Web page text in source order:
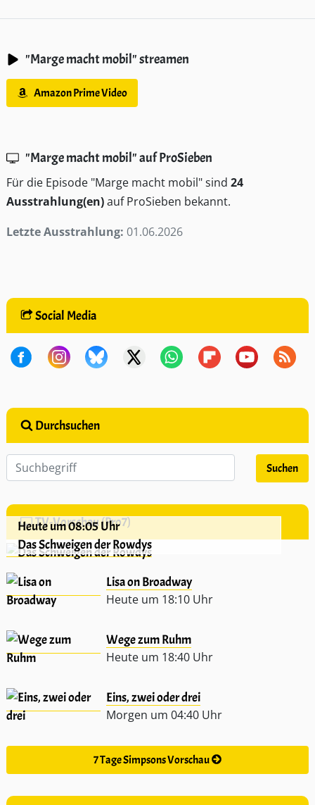
"Marge macht mobil" streamen
Amazon Prime Video
"Marge macht mobil" auf ProSieben
Für die Episode "Marge macht mobil" sind 24
Ausstrahlung(en)auf ProSieben bekannt.
Letzte Ausstrahlung: 01.06.2026
Social Media
Durchsuchen
TV-Vorschau (Pro7)
Heute um 08:05 Uhr
Das Schweigen der Rowdys
Lisa on Broadway
Heute um 18:10 Uhr
Wege zum Ruhm
Heute um 18:40 Uhr
Eins, zwei oder drei
Morgen um 04:40 Uhr
7 Tage Simpsons Vorschau